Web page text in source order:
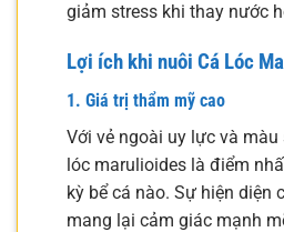
giảm stress khi thay nước
Lợi ích khi nuôi Cá Lóc
1. Giá trị thẩm mỹ cao
Với vẻ ngoài uy lực và màu
lóc marulioides là điểm
kỳ bể cá nào. Sự hiện diện
mang lại cảm giác mạnh